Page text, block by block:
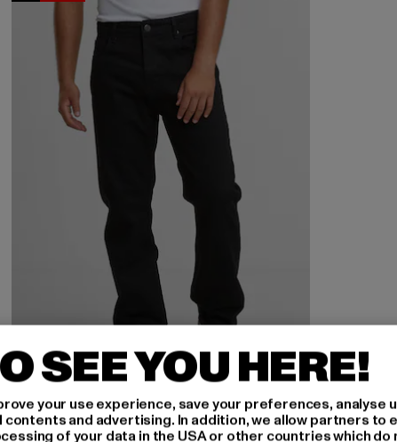
2Y STUDIOS
Arun Open Hem Straight
SEE YOU HERE!
your use experience, save your preferences, analyse
and advertising. In addition, we allow partners to
of your data in the USA or other countries which do